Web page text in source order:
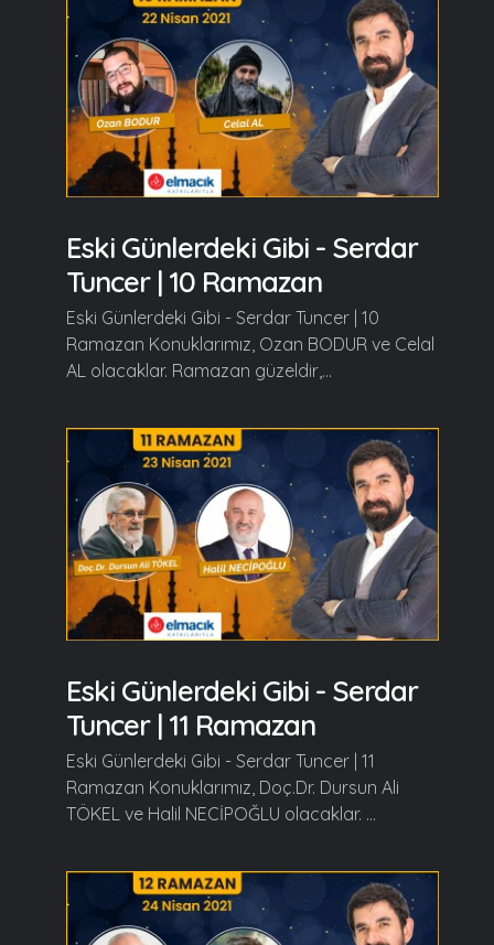
Eski Günlerdeki Gibi - Serdar
Tuncer | 10 Ramazan
Eski Günlerdeki Gibi - Serdar Tuncer | 10
Ramazan Konuklarımız, Ozan BODUR ve Celal
AL olacaklar. Ramazan güzeldir,...
Eski Günlerdeki Gibi - Serdar
Tuncer | 11 Ramazan
Eski Günlerdeki Gibi - Serdar Tuncer | 11
Ramazan Konuklarımız, Doç.Dr. Dursun Ali
TÖKEL ve Halil NECİPOĞLU olacaklar. ...